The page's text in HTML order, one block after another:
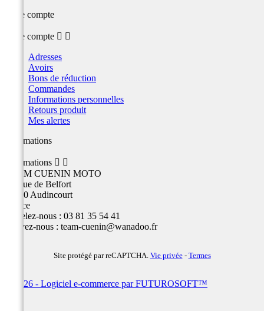
Votre compte
Votre compte  
Adresses
Avoirs
Bons de réduction
Commandes
Informations personnelles
Retours produit
Mes alertes
Informations
Informations  
TEAM CUENIN MOTO
26 Rue de Belfort
25400 Audincourt
France
Appelez-nous : 03 81 35 54 41
Écrivez-nous : team-cuenin@wanadoo.fr
Site protégé par reCAPTCHA. Vie privée- Termes
© 2026 - Logiciel e-commerce par FUTUROSOFT™